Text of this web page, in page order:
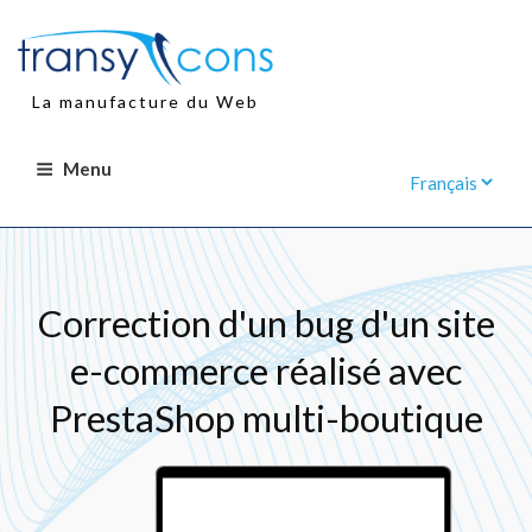
contenu
principalLa manufacture du Web
Menu
Correction d'un bug d'un site
e-commerce réalisé avec
PrestaShop multi-boutique